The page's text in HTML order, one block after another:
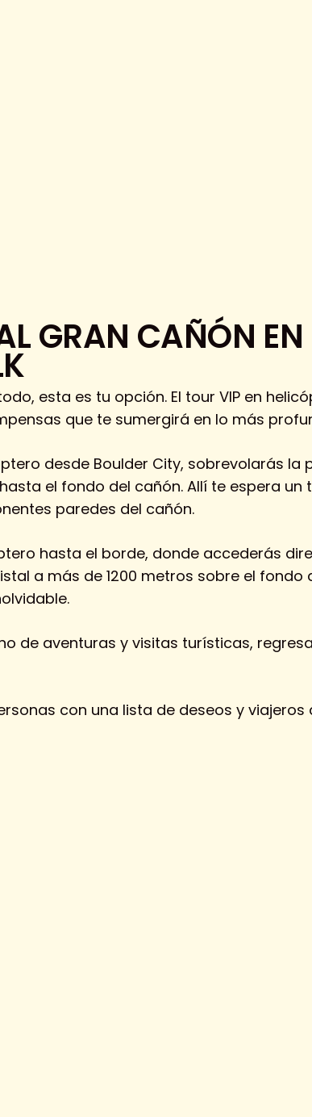
GRAN CAÑÓN
esta es tu opción. El tour VIP en
que te sumergirá en lo más
desde Boulder City, sobrevolarás la
el fondo del cañón. Allí te espera
paredes del cañón.
hasta el borde, donde accederás
a más de 1200 metros sobre el fondo
de aventuras y visitas turísticas,
con una lista de deseos y